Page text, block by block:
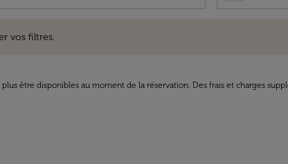
vos filtres.
être disponibles au moment de la réservation. Des frais et charges